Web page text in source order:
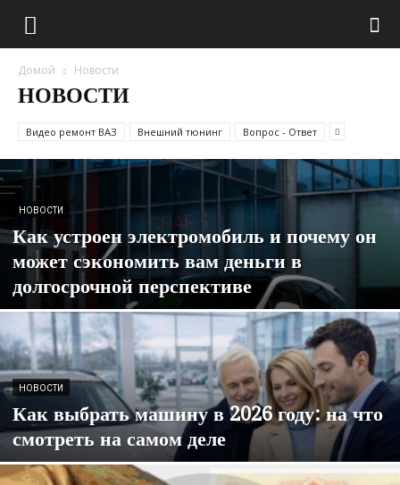
Домой Новости
НОВОСТИ
Видео ремонт ВАЗ Внешний тюнинг Вопрос - Ответ
НОВОСТИ
Как устроен электромобиль и почему он
может сэкономить вам деньги в
долгосрочной перспективе
НОВОСТИ
Как выбрать машину в 2026 году: на что
смотреть на самом деле